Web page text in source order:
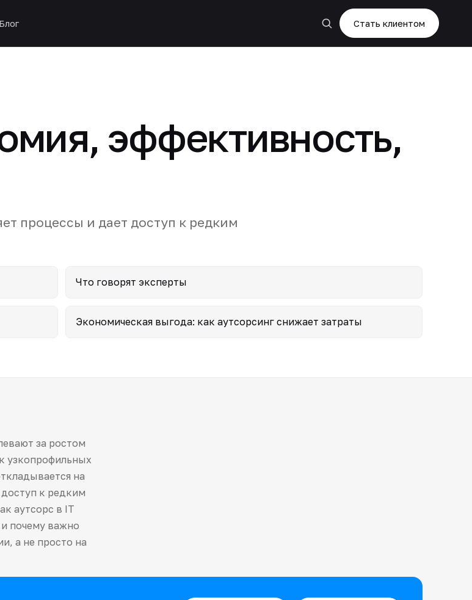
Блог Стать клиентом
эффективность,
процессы и дает доступ к редким
Что говорят эксперты
Экономическая выгода: как аутсорсинг снижает затраты
за ростом
узкопрофильных
на
к редким
аутсорс в IT
почему важно
а не просто на